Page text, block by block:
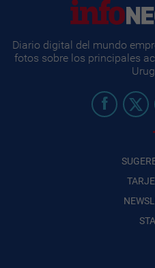
Diario digital del mundo
fotos sobre los principales